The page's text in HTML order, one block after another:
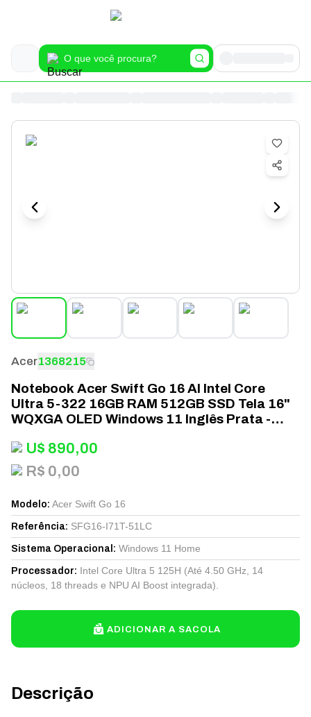
Descrição
Acer1368215
Notebook Acer Swift Go 16 AI Intel Core
Ultra 5-322 16GB RAM 512GB SSD Tela 16"
WQXGA OLED Windows 11 Inglês Prata -
U$ 890,00
R$ 0,00
Modelo: Acer Swift Go 16
Referência: SFG16-I71T-51LC
Sistema Operacional : Windows 11 Home
Processador: Intel Core Ultra 5 125H (Até 4.50 GHz, 14
núcleos, 18 threads e NPU AI Boost integrada).
ADICIONAR A SACOLA